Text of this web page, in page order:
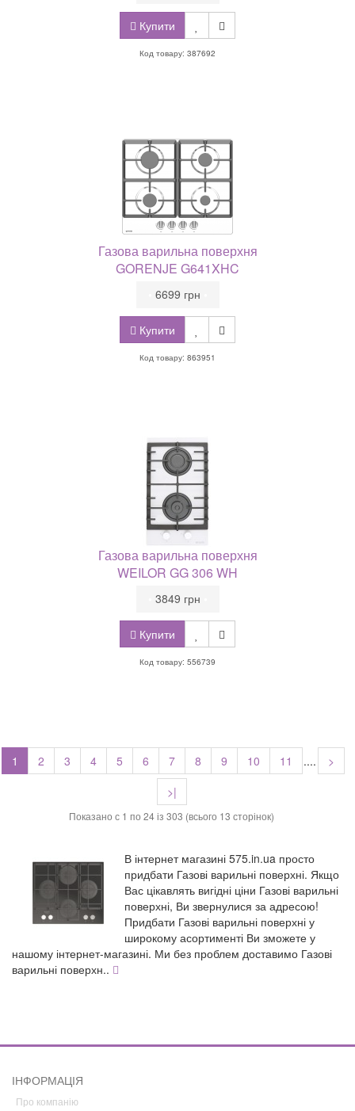
Купити
Код товару: 387692
Газова варильна поверхня
GORENJE G641XHC
Купити
6699 грн
Код товару: 863951
Газова варильна поверхня
WEILOR GG 306 WH
Купити
3849 грн
Код товару: 556739
1 2 3 4 5 6 7 8 9 10 11 ....
>
>|
Показано с 1 по 24 із 303 (всього 13 сторінок)
В інтернет магазині 575.in.ua просто
придбати Газові варильні поверхні. Якщо
Вас цікавлять вигідні ціни Газові варильні
поверхні, Ви звернулися за адресою!
Придбати Газові варильні поверхні у
широкому асортименті Ви зможете у
нашому інтернет-магазині. Ми без проблем доставимо Газові
варильні поверхн..
ІНФОРМАЦІЯ
Про компанію